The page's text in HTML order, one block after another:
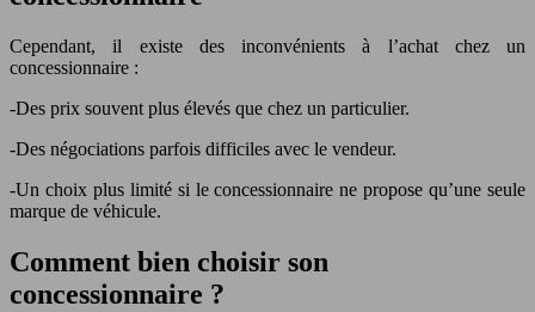
Cependant, il existe des inconvénients à l’achat chez un
concessionnaire :
-Des prix souvent plus élevés que chez un particulier.
-Des négociations parfois difficiles avec le vendeur.
-Un choix plus limité si le concessionnaire ne propose qu’une seule
marque de véhicule.
Comment bien choisir son
concessionnaire ?